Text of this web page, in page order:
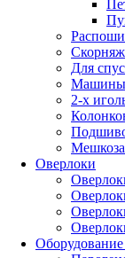
Для
Машины
2-х
Оверлоки
Оборудование